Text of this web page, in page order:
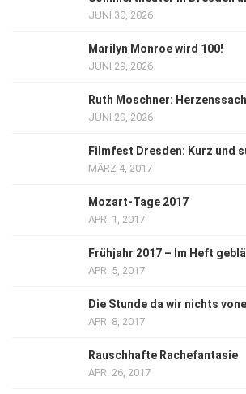
JUNI 30, 2026
Marilyn Monroe wird 100!
JUNI 29, 2026
Ruth Moschner:
JUNI 29, 2026
Filmfest Dresden: Kurz und
MÄRZ 4, 2017
Mozart-Tage 2017
APR. 1, 2017
Frühjahr 2017 – Im Heft
APR. 5, 2017
Die Stunde da wir nichts
APR. 8, 2017
Rauschhafte Rachefantasie
APR. 26, 2017